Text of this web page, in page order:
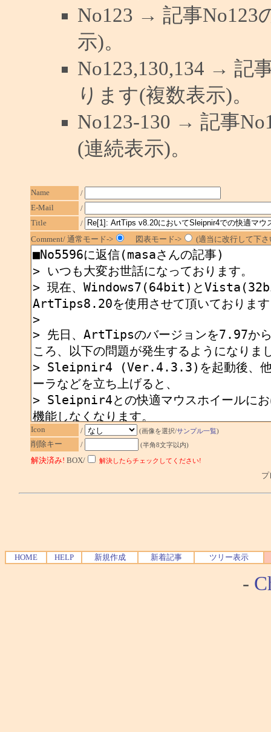
No123 → 記事No123
示)。
No123,130,134 → 記
ります(複数表示)。
No123-130 → 記事
(連続表示)。
Name
/
E-Mail
/
Title
/
Comment/ 通常モード->
図表モード-> (適当に改行して下
Icon / (画像を選択/サンプル一覧)
削除キー / (半角8文字以内)
解決済み! BOX/ 解決したらチェックしてください!
プ
HOME HELP 新規作成 新着記事 ツリー表示
-